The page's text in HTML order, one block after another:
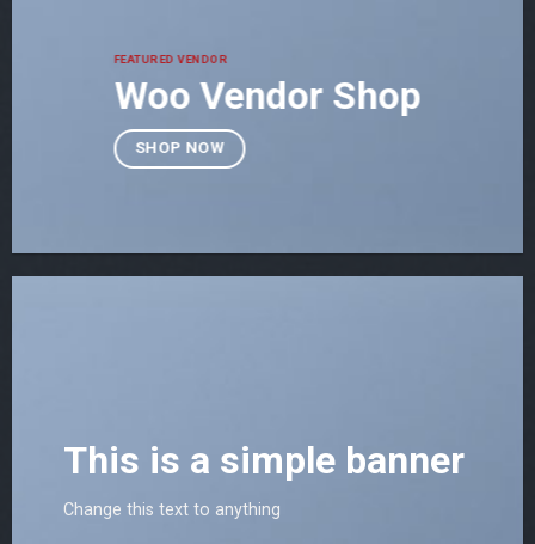
FEATURED VENDOR
Woo Vendor Shop
SHOP NOW
This is a simple banner
Change this text to anything